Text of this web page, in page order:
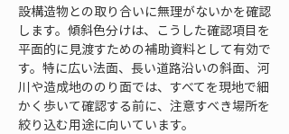
設構造物との取り合いに無理がないかを確認
します。傾斜色分けは、こうした確認項目を
平面的に見渡すための補助資料として有効で
す。特に広い法面、長い道路沿いの斜面、河
川や造成地ののり面では、すべてを現地で細
かく歩いて確認する前に、注意すべき場所を
絞り込む用途に向いています。